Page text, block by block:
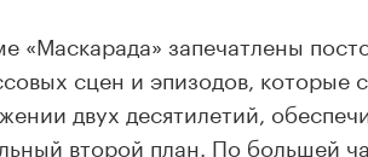
«Маскарада» запечатлены
сцен и эпизодов, которые
двух десятилетий,
второй план. По большей